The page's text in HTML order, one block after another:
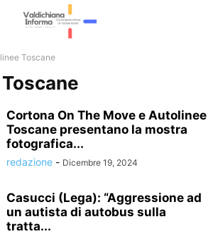
Toscane
Cortona On The Move e Autolinee
Toscane presentano la mostra
fotografica...
redazione - Dicembre 19, 2024
Casucci (Lega): “Aggressione ad
un autista di autobus sulla
tratta...